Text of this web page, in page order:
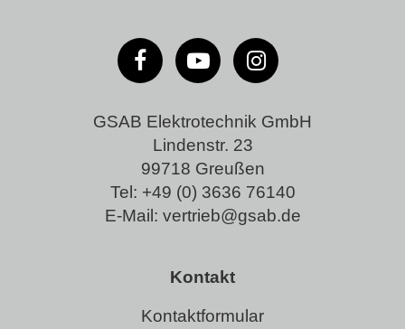
GSAB Elektrotechnik GmbH
Lindenstr. 23
99718 Greußen
Tel: +49 (0) 3636 76140
E-Mail: vertrieb@gsab.de
Kontakt
Kontaktformular